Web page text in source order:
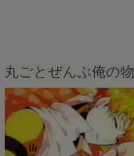
丸ごとぜんぶ俺の物